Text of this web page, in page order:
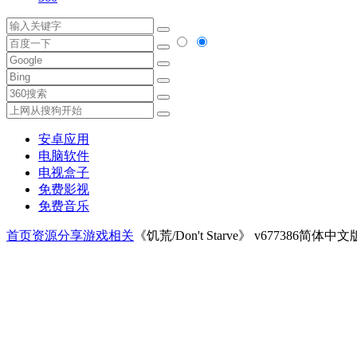
安卓应用
电脑软件
电视盒子
免费影视
免费音乐
首页资源分享游戏相关 《饥荒/Don't Starve》 v677386简体中文